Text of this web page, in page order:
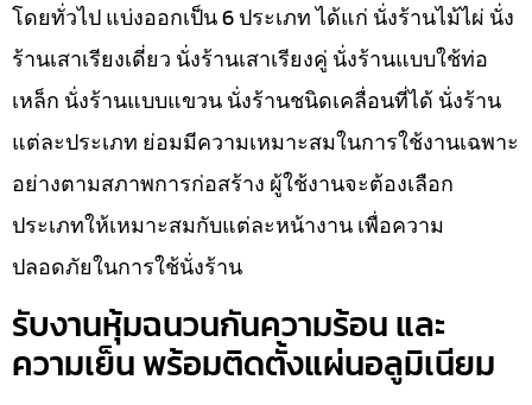
โดยทั่วไป แบ่งออกเป็น 6 ประเภท ได้แก่ นั่งร้านไม้ไผ่ นั่ง
ร้านเสาเรียงเดี่ยว นั่งร้านเสาเรียงคู่ นั่งร้านแบบใช้ท่อ
เหล็ก นั่งร้านแบบแขวน นั่งร้านชนิดเคลื่อนที่ได้ นั่งร้าน
แต่ละประเภท ย่อมมีความเหมาะสมในการใช้งานเฉพาะ
อย่างตามสภาพการก่อสร้าง ผู้ใช้งานจะต้องเลือก
ประเภทให้เหมาะสมกับแต่ละหน้างาน เพื่อความ
ปลอดภัยในการใช้นั่งร้าน
รับงานหุ้มฉนวนกันความร้อน และ
ความเย็น พร้อมติดตั้งแผ่นอลูมิเนียม